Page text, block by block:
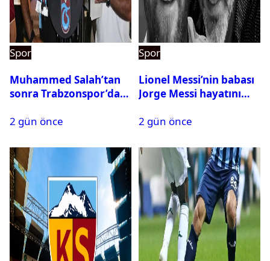
Spor
Muhammed Salah’tan
sonra Trabzonspor’dan
2 gün önce
Spor
Lionel Messi’nin babası
Jorge Messi hayatını
2 gün önce